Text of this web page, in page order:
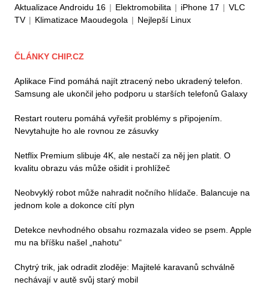
Aktualizace Androidu 16 | Elektromobilita | iPhone 17 | VLC
TV | Klimatizace Maoudegola | Nejlepší Linux
ČLÁNKY CHIP.CZ
Aplikace Find pomáhá najít ztracený nebo ukradený telefon.
Samsung ale ukončil jeho podporu u starších telefonů Galaxy
Restart routeru pomáhá vyřešit problémy s připojením.
Nevytahujte ho ale rovnou ze zásuvky
Netflix Premium slibuje 4K, ale nestačí za něj jen platit. O
kvalitu obrazu vás může ošidit i prohlížeč
Neobvyklý robot může nahradit nočního hlídače. Balancuje na
jednom kole a dokonce cítí plyn
Detekce nevhodného obsahu rozmazala video se psem. Apple
mu na bříšku našel „nahotu“
Chytrý trik, jak odradit zloděje: Majitelé karavanů schválně
nechávají v autě svůj starý mobil